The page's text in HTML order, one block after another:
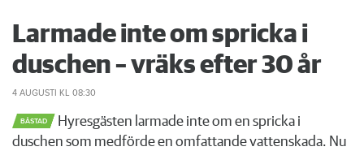
Larmade inte om spricka i
duschen – vräks efter 30 år
4 AUGUSTI KL 08:30
BÅSTAD
Hyresgästen larmade inte om en spricka i
duschen som medförde en omfattande vattenskada. Nu